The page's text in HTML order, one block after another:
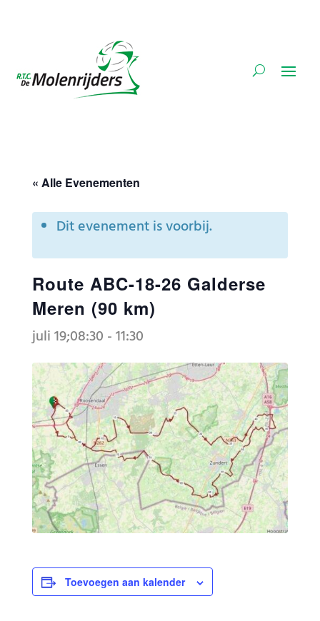
« Alle Evenementen
Dit evenement is voorbij.
Route ABC-18-26 Galderse
Meren (90 km)
juli 19;08:30 -11:30
Toevoegen aan kalender